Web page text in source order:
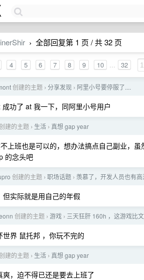
› 全部回复第 1 页 / 共 32 页
4 5 6 7 8 9 10 ... 32
创建的主题 › 分享发现 › 阿里小号要停服了....
成功了 at 我一下，同阿里小号用户
建的主题 › 生活 › 真想 gap year
上班也是可以的，想办法搞点自己副业，
的念头吧
创建的主题 › 职场话题 › 羡慕了，开发人员也有高
但实际就是用自己的年假
创建的主题 › 游戏 › 三天狂肝 160h ，这游戏比
世界 鼠托邦 ，你玩不完的
建的主题 › 生活 › 真想 gap year
爽，迫不得已还是要去上班了